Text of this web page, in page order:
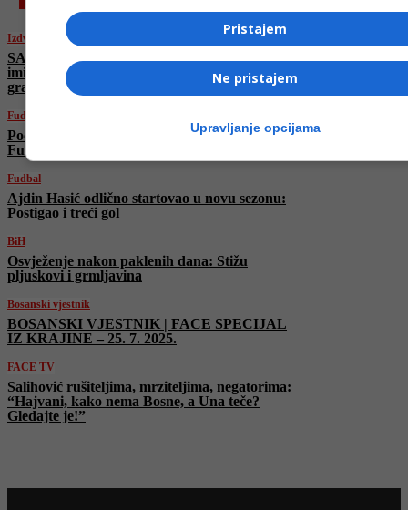
Izdvojeno
SAD šalje 1.700 vojnika u pomoć
imigracionim službama: Pojačana kontrola
granica
Fudbal
Počinje nova sezona domaćeg prvenstva:
Fudbal se vraća na bh. terene
Fudbal
Ajdin Hasić odlično startovao u novu sezonu:
Postigao i treći gol
BiH
Osvježenje nakon paklenih dana: Stižu
pljuskovi i grmljavina
Bosanski vjestnik
BOSANSKI VJESTNIK | FACE SPECIJAL
IZ KRAJINE – 25. 7. 2025.
FACE TV
Salihović rušiteljima, mrziteljima, negatorima:
“Hajvani, kako nema Bosne, a Una teče?
Gledajte je!”
Pristajem
Ne pristajem
Upravljanje opcijama